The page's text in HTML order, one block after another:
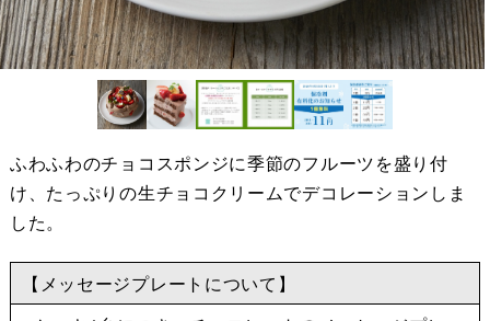
ふわふわのチョコスポンジに季節のフルーツを盛り付
け、たっぷりの生チョコクリームでデコレーションしま
した。
【メッセージプレートについて】